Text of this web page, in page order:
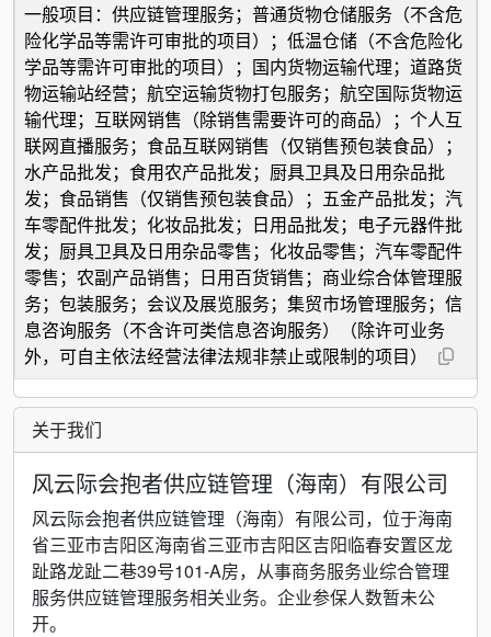
一般项目：供应链管理服务；普通货物仓储服务（不含危
险化学品等需许可审批的项目）；低温仓储（不含危险化
学品等需许可审批的项目）；国内货物运输代理；道路货
物运输站经营；航空运输货物打包服务；航空国际货物运
输代理；互联网销售（除销售需要许可的商品）；个人互
联网直播服务；食品互联网销售（仅销售预包装食品）；
水产品批发；食用农产品批发；厨具卫具及日用杂品批
发；食品销售（仅销售预包装食品）；五金产品批发；汽
车零配件批发；化妆品批发；日用品批发；电子元器件批
发；厨具卫具及日用杂品零售；化妆品零售；汽车零配件
零售；农副产品销售；日用百货销售；商业综合体管理服
务；包装服务；会议及展览服务；集贸市场管理服务；信
息咨询服务（不含许可类信息咨询服务）（除许可业务
外，可自主依法经营法律法规非禁止或限制的项目）
关于我们
风云际会抱者供应链管理（海南）有限公司
风云际会抱者供应链管理（海南）有限公司，位于海南
省三亚市吉阳区海南省三亚市吉阳区吉阳临春安置区龙
趾路龙趾二巷39号101-A房，从事商务服务业综合管理
服务供应链管理服务相关业务。企业参保人数暂未公
开。